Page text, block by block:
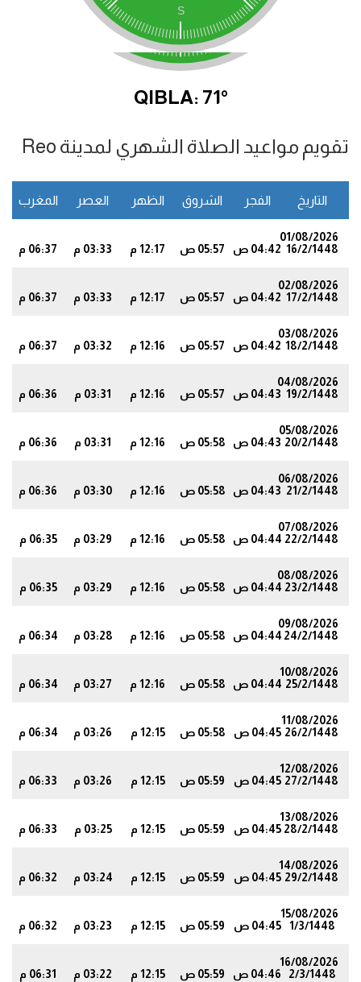
QIBLA: 71°
تقويم مواعيد الصلاة الشهري لمدينة Reo
التاريخ الفجر الشروق الظهر العصر المغرب
01/08/2026
16/2/1448 04:42 ص 05:57 ص 12:17 م 03:33 م 06:37 م
02/08/2026
17/2/1448 04:42 ص 05:57 ص 12:17 م 03:33 م 06:37 م
03/08/2026
18/2/1448 04:42 ص 05:57 ص 12:16 م 03:32 م 06:37 م
04/08/2026
19/2/1448 04:43 ص 05:57 ص 12:16 م 03:31 م 06:36 م
05/08/2026
20/2/1448 04:43 ص 05:58 ص 12:16 م 03:31 م 06:36 م
06/08/2026
21/2/1448 04:43 ص 05:58 ص 12:16 م 03:30 م 06:36 م
07/08/2026
22/2/1448 04:44 ص 05:58 ص 12:16 م 03:29 م 06:35 م
08/08/2026
23/2/1448 04:44 ص 05:58 ص 12:16 م 03:29 م 06:35 م
09/08/2026
24/2/1448 04:44 ص 05:58 ص 12:16 م 03:28 م 06:34 م
10/08/2026
25/2/1448 04:44 ص 05:58 ص 12:16 م 03:27 م 06:34 م
11/08/2026
26/2/1448 04:45 ص 05:58 ص 12:15 م 03:26 م 06:34 م
12/08/2026
27/2/1448 04:45 ص 05:59 ص 12:15 م 03:26 م 06:33 م
13/08/2026
28/2/1448 04:45 ص 05:59 ص 12:15 م 03:25 م 06:33 م
14/08/2026
29/2/1448 04:45 ص 05:59 ص 12:15 م 03:24 م 06:32 م
15/08/2026
1/3/1448
04:45 ص 05:59 ص 12:15 م 03:23 م 06:32 م
16/08/2026
2/3/1448
04:46 ص 05:59 ص 12:15 م 03:22 م 06:31 م